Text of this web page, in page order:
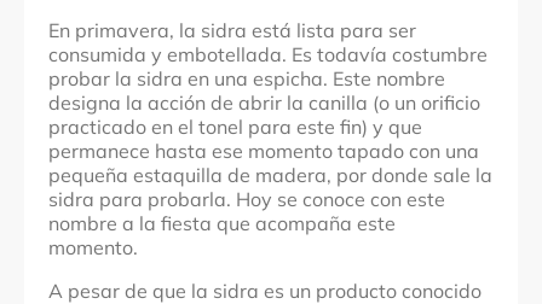
En primavera, la sidra está lista para ser
consumida y embotellada. Es todavía costumbre
probar la sidra en una espicha. Este nombre
designa la acción de abrir la canilla (o un orificio
practicado en el tonel para este fin) y que
permanece hasta ese momento tapado con una
pequeña estaquilla de madera, por donde sale la
sidra para probarla. Hoy se conoce con este
nombre a la fiesta que acompaña este
momento.
A pesar de que la sidra es un producto conocido